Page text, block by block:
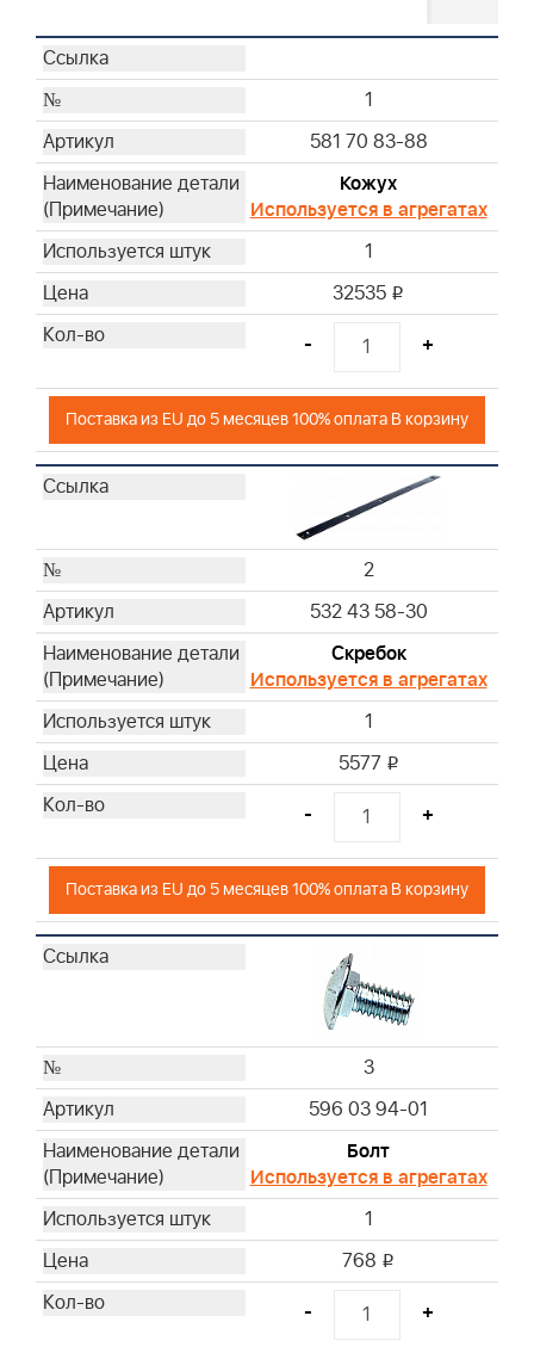
1
581 70 83-88
Кожух
Используется в агрегатах
1
32535 i
- +
Поставка из EU до 5 месяцев 100% оплата В корзину
2
532 43 58-30
Скребок
Используется в агрегатах
1
5577 i
- +
Поставка из EU до 5 месяцев 100% оплата В корзину
3
596 03 94-01
Болт
Используется в агрегатах
1
768 i
- +